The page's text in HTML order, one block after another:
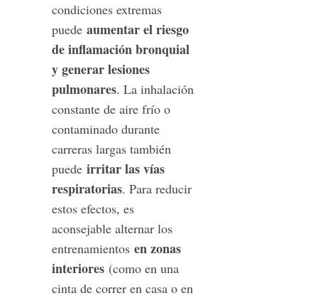
condiciones extremas
puede aumentar el riesgo
de inflamación bronquial
y generar lesiones
pulmonares. La inhalación
constante de aire frío o
contaminado durante
carreras largas también
puede irritar las vías
respiratorias. Para reducir
estos efectos, es
aconsejable alternar los
entrenamientos en zonas
interiores (como en una
cinta de correr en casa o en